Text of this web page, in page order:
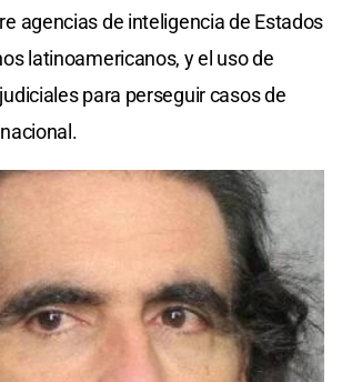
agencias de inteligencia de Estados
latinoamericanos, y el uso de
para perseguir casos de